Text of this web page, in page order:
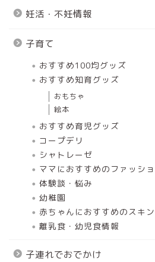
妊活・不妊情報
子育て
おすすめ100均グッズ
おすすめ知育グッズ
おもちゃ
絵本
おすすめ育児グッズ
コープデリ
シャトレーゼ
ママにおすすめのファッシ
体験談・悩み
幼稚園
赤ちゃんにおすすめのスキ
離乳食・幼児食情報
子連れでおでかけ